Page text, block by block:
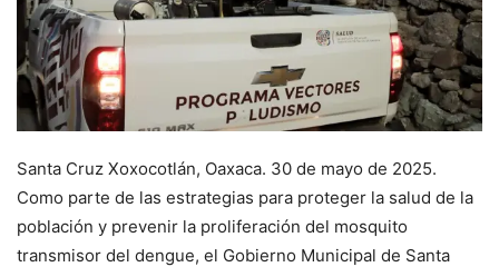
Santa Cruz Xoxocotlán, Oaxaca. 30 de mayo de 2025.
Como parte de las estrategias para proteger la salud de la
población y prevenir la proliferación del mosquito
transmisor del dengue, el Gobierno Municipal de Santa